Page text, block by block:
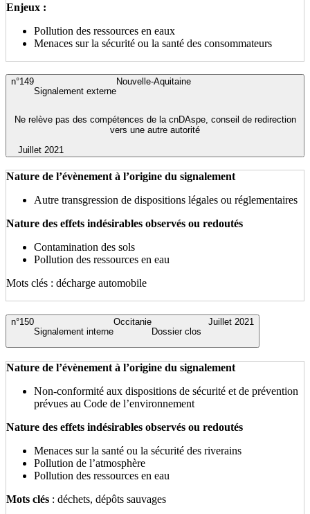
Enjeux :
Pollution des ressources en eaux
Menaces sur la sécurité ou la santé des consommateurs
Juillet 2021
Ne relève pas des compétences de la cnDAspe, conseil de redirection
vers une autre autorité
Nouvelle-Aquitaine
Signalement externe
n°149
Nature de l’évènement à l’origine du signalement
Autre transgression de dispositions légales ou réglementaires
Nature des effets indésirables observés ou redoutés
Contamination des sols
Pollution des ressources en eau
Mots clés : décharge automobile
Juillet 2021
Dossier clos
Occitanie
Signalement interne
n°150
Nature de l’évènement à l’origine du signalement
Non-conformité aux dispositions de sécurité et de prévention
prévues au Code de l’environnement
Nature des effets indésirables observés ou redoutés
Menaces sur la santé ou la sécurité des riverains
Pollution de l’atmosphère
Pollution des ressources en eau
Mots clés : déchets, dépôts sauvages